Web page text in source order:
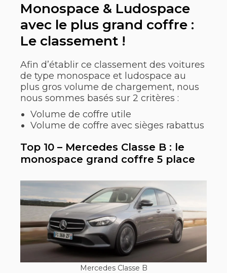
Monospace & Ludospace
avec le plus grand coffre :
Le classement !
Afin d’établir ce classement des voitures
de type monospace et ludospace au
plus gros volume de chargement, nous
nous sommes basés sur 2 critères :
Volume de coffre utile
Volume de coffre avec sièges rabattus
Top 10 – Mercedes Classe B : le
monospace grand coffre 5 place
Mercedes Classe B